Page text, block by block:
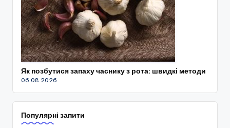
Як позбутися запаху часнику з рота: швидкі методи
06.08.2026
Популярні запити